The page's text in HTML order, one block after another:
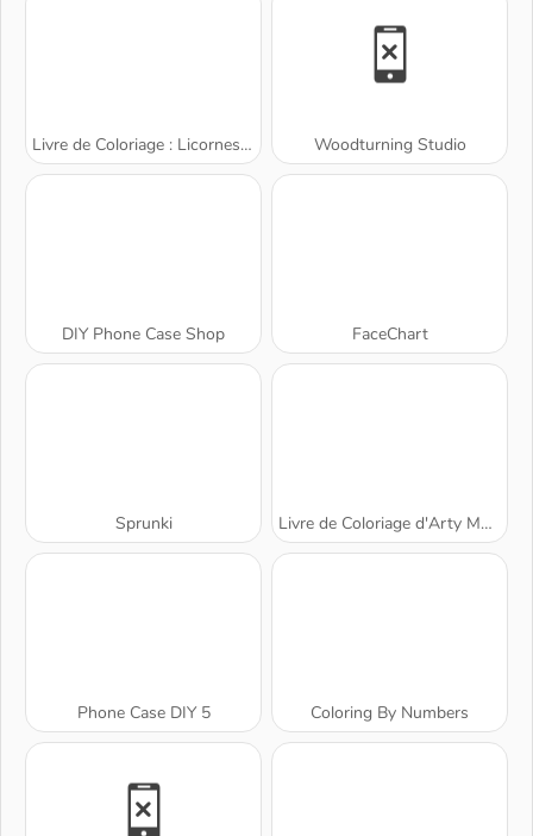
Livre de Coloriage : Licornes Mignonnes Woodturning Studio
DIY Phone Case Shop FaceChart
Sprunki Livre de Coloriage d'Arty Mouse
Phone Case DIY 5 Coloring By Numbers